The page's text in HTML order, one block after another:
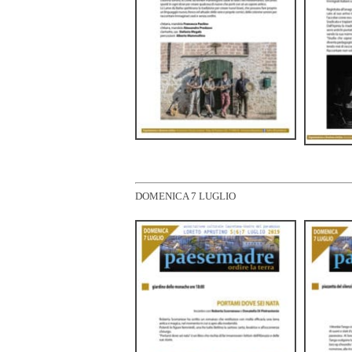
DOMENICA 7 LUGLIO